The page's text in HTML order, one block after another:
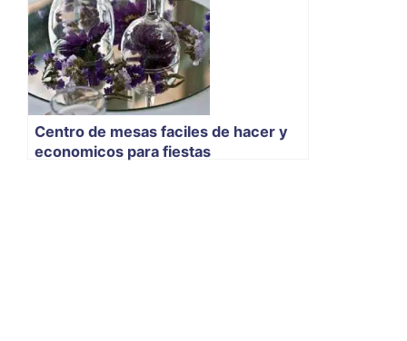
Centro de mesas faciles de hacer y
economicos para fiestas